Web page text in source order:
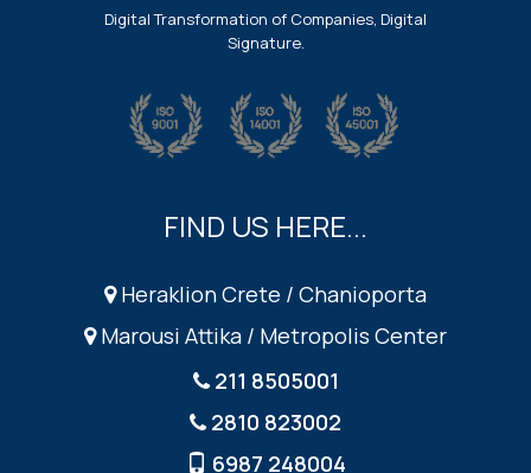
Digital Transformation of Companies, Digital
Signature.
FIND US HERE...
Heraklion Crete / Chanioporta
Marousi Attika / Metropolis Center
211 8505001
2810 823002
6987 248004